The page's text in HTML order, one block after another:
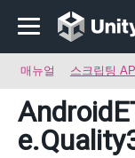
매뉴얼 스크립팅 API
e